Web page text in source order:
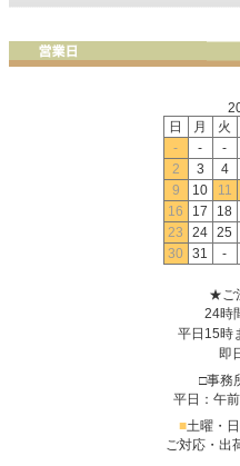
日
月 火
-
- -
2
3 4
9
10 11
16
17 18
23
24 25
30
31 -
★ご
24時
平日15時
即
□事務
平日：午
■土曜・
ご対応・出